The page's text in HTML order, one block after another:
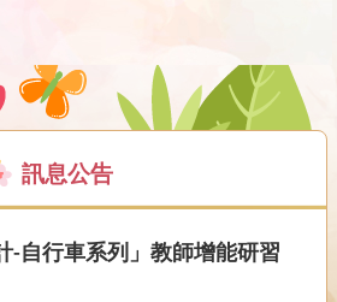
訊息公告
-自行車系列」教師增能研習